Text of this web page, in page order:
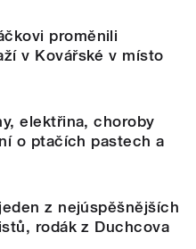
proměnili
v Kovářské v místo
elektřina, choroby
o ptačích pastech a
z nejúspěšnějších
rodák z Duchcova